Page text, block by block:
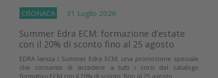
CRONACA 31 Luglio 2026
Summer Edra ECM: formazione d’estate
con il 20% di sconto fino al 25 agosto
EDRA lancia i Summer Edra ECM, una promozione speciale
che consente di accedere a tutti i corsi del catalogo
formativo ECM con il 20% di sconto, fino al 25 agosto